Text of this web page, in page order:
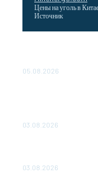
Цены на уголь в
Источник
05.08.2026
03.08.2026
03.08.2026